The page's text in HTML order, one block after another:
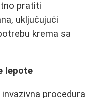
pratiti
uključujući
krema sa
lepote
procedura